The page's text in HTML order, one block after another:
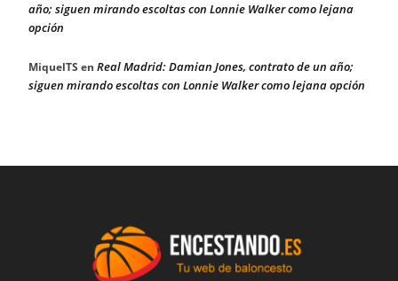
año; siguen mirando escoltas con Lonnie Walker como lejana
opción
MiquelTS en Real Madrid: Damian Jones, contrato de un año;
siguen mirando escoltas con Lonnie Walker como lejana opción